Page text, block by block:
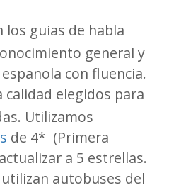
los guias de habla
general y
con fluencia.
calidad elegidos para
Utilizamos
de 4* (Primera
a 5 estrellas.
autobuses del